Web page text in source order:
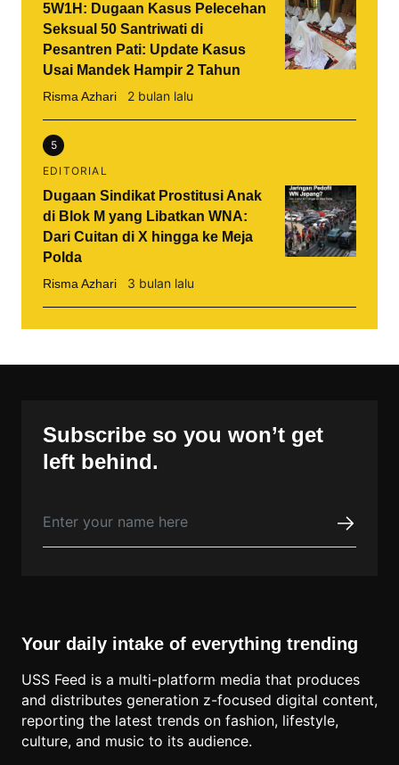
5W1H: Dugaan Kasus Pelecehan
Seksual 50 Santriwati di
Pesantren Pati: Update Kasus
Usai Mandek Hampir 2 Tahun
Risma Azhari 2 bulan lalu
5
EDITORIAL
Dugaan Sindikat Prostitusi Anak
di Blok M yang Libatkan WNA:
Dari Cuitan di X hingga ke Meja
Polda
Risma Azhari 3 bulan lalu
Subscribe so you won’t get
left behind.
Your daily intake of everything trending
USS Feed is a multi-platform media that produces
and distributes generation z-focused digital content,
reporting the latest trends on fashion, lifestyle,
culture, and music to its audience.